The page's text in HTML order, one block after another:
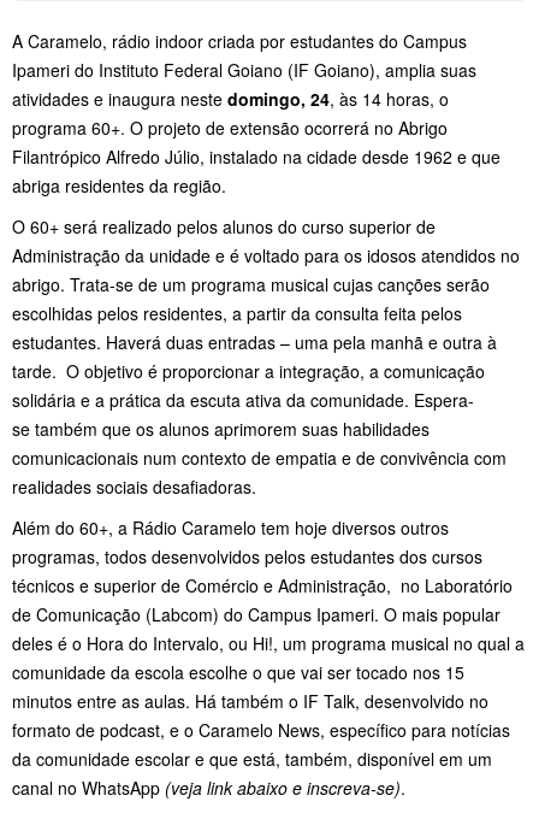
A Caramelo, rádio indoor criada por estudantes do Campus
Ipameri do Instituto Federal Goiano (IF Goiano), amplia suas
atividades e inaugura neste domingo, 24, às 14 horas, o
programa 60+. O projeto de extensão ocorrerá no Abrigo
Filantrópico Alfredo Júlio, instalado na cidade desde 1962 e que
abriga residentes da região.
O 60+ será realizado pelos alunos do curso superior de
Administração da unidade e é voltado para os idosos atendidos no
abrigo. Trata-se de um programa musical cujas canções serão
escolhidas pelos residentes, a partir da consulta feita pelos
estudantes. Haverá duas entradas – uma pela manhã e outra à
tarde. O objetivo é proporcionar a integração, a comunicação
solidária e a prática da escuta ativa da comunidade. Espera-
se também que os alunos aprimorem suas habilidades
comunicacionais num contexto de empatia e de convivência com
realidades sociais desafiadoras.
Além do 60+, a Rádio Caramelo tem hoje diversos outros
programas, todos desenvolvidos pelos estudantes dos cursos
técnicos e superior de Comércio e Administração, no Laboratório
de Comunicação (Labcom) do Campus Ipameri. O mais popular
deles é o Hora do Intervalo, ou Hi!, um programa musical no qual a
comunidade da escola escolhe o que vai ser tocado nos 15
minutos entre as aulas. Há também o IF Talk, desenvolvido no
formato de podcast, e o Caramelo News, específico para notícias
da comunidade escolar e que está, também, disponível em um
canal no WhatsApp (veja link abaixo e inscreva-se).